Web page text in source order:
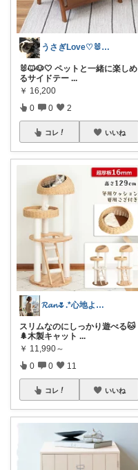
うさぎLove♡🐰みーちゃん🐰
🐰🐱🐶🤍 ペットと一緒に楽しめ
るサイドテー ...
￥ 16,200
0 0 2
コレ いいね
𝓡𝓪𝓷🌷.*心地よい空間
スリムなのにしっかり遊べる🐱
🌲木製キャット ...
￥ 11,990～
0 0 11
コレ いいね